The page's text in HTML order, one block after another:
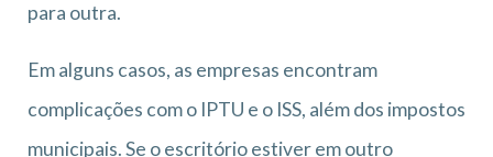
para outra.
Em alguns casos, as empresas encontram
complicações com o IPTU e o ISS, além dos impostos
municipais. Se o escritório estiver em outro